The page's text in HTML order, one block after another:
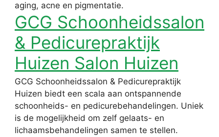
aging, acne en pigmentatie.
GCG Schoonheidssalon
& Pedicurepraktijk
Huizen Salon Huizen
GCG Schoonheidssalon & Pedicurepraktijk
Huizen biedt een scala aan ontspannende
schoonheids- en pedicurebehandelingen. Uniek
is de mogelijkheid om zelf gelaats- en
lichaamsbehandelingen samen te stellen.